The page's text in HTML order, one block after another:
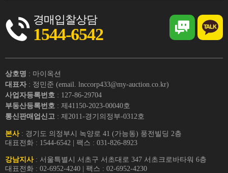
경매입찰상담
1544-6542
상호명 : 마이옥션
대표자 : 정민준 (email. lnccorp433@my-auction.co.kr)
사업자등록번호 : 127-86-29704
부동산등록번호 : 제41150-2023-00040호
통신판매업신고 : 제2011-경기의정부-0312호
본사: 경기도 의정부시 녹양로 41 (가능동) 풍전빌딩 2층
대표전화 : 1544-6542 | 팩스 : 031-826-8923
강남지사: 서울특별시 서초구 서초대로 347 서초크로바타워 6층
대표전화 : 02-6952-4240 | 팩스 : 02-6952-4230